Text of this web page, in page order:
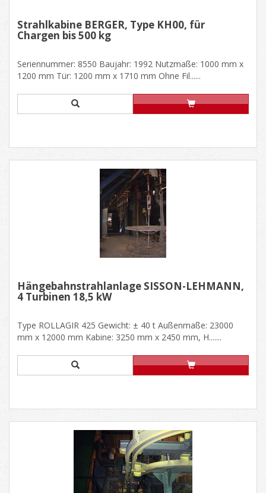
Strahlkabine BERGER, Type KH00, für
Chargen bis 500 kg
Seriennummer: 8550 Baujahr: 1992 Nutzmaße: 1000 mm x
1200 mm Tür: 1200 mm x 1710 mm Ohne Fil......
Hängebahnstrahlanlage SISSON-LEHMANN,
4 Turbinen 18,5 kW
Type ROLLAGIR 425 Gewicht: ± 40 t Außenmaße: 23000
mm x 12000 mm Kabine: 3250 mm x 2450 mm, H.......